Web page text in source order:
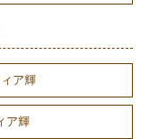
ア輝
ア輝